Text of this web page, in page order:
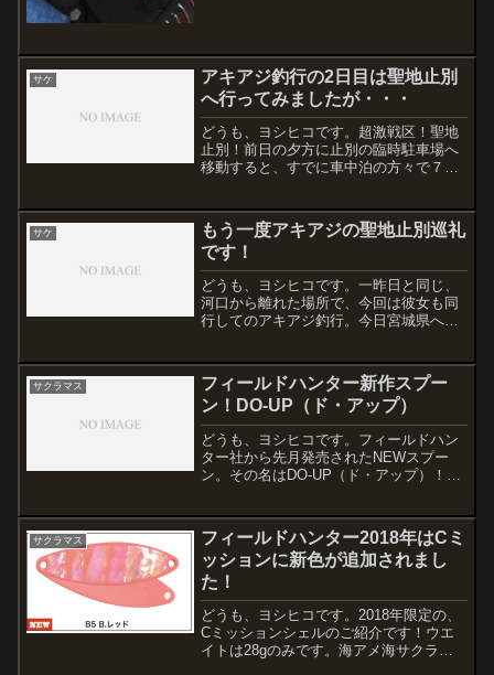
サケ
アキアジ釣行の2日目は聖地止別
へ行ってみましたが・・・
どうも、ヨシヒコです。超激戦区！聖地
止別！前日の夕方に止別の臨時駐車場へ
移動すると、すでに車中泊の方々で７割
声で目がさめると、なにやらすでに釣っ
てきている様子。アキ...
サケ
もう一度アキアジの聖地止別巡礼
です！
どうも、ヨシヒコです。一昨日と同じ、
河口から離れた場所で、今回は彼女も同
行してのアキアジ釣行。今日宮城県へ帰
かと思いきや8時台。朝の2時間だけ勝負
ということでした。凄す...
サクラマス
フィールドハンター新作スプー
ン！DO-UP（ド・アップ）
どうも、ヨシヒコです。フィールドハン
ター社から先月発売されたNEWスプー
ン。その名はDO-UP（ド・アップ）！各
の釣りを展開するときに、テーリングを
おこさないように、そ...
サクラマス
フィールドハンター2018年はCミ
ッションに新色が追加されまし
た！
どうも、ヨシヒコです。2018年限定の、
Cミッションシェルのご紹介です！ウエ
イトは28gのみです。海アメ海サクラに